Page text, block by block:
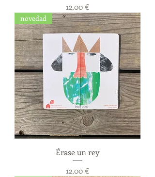
Precio
12,00 €
novedad
Érase un rey
Precio
12,00 €